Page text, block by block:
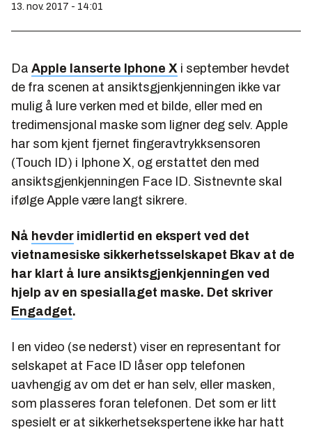
13. nov. 2017 - 14:01
Da Apple lanserte Iphone X i september hevdet
de fra scenen at ansiktsgjenkjenningen ikke var
mulig å lure verken med et bilde, eller med en
tredimensjonal maske som ligner deg selv. Apple
har som kjent fjernet fingeravtrykksensoren
(Touch ID) i Iphone X, og erstattet den med
ansiktsgjenkjenningen Face ID. Sistnevnte skal
ifølge Apple være langt sikrere.
Nå hevder imidlertid en ekspert ved det
vietnamesiske sikkerhetsselskapet Bkav at de
har klart å lure ansiktsgjenkjenningen ved
hjelp av en spesiallaget maske. Det skriver
Engadget.
I en video (se nederst) viser en representant for
selskapet at Face ID låser opp telefonen
uavhengig av om det er han selv, eller masken,
som plasseres foran telefonen. Det som er litt
spesielt er at sikkerhetsekspertene ikke har hatt